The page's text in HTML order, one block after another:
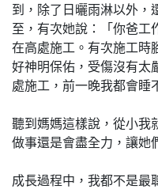
到，除了日曬雨淋以外，
至，有次她說：「你爸工
在高處施工。有次施工時
好神明保佑，受傷沒有太
處施工，前一晚我都會睡
聽到媽媽這樣說，從小我
做事還是會盡全力，讓她
成長過程中，我都不是最